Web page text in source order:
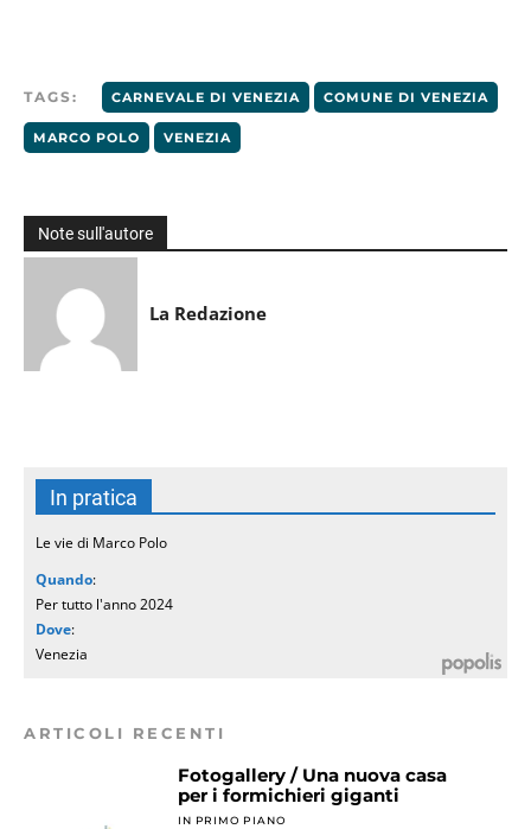
TAGS: CARNEVALE DI VENEZIA COMUNE DI VENEZIA
MARCO POLO VENEZIA
Note sull'autore
La Redazione
In pratica
Le vie di Marco Polo
Quando:
Per tutto l'anno 2024
Dove:
Venezia
ARTICOLI RECENTI
Fotogallery / Una nuova casa
per i formichieri giganti
IN PRIMO PIANO